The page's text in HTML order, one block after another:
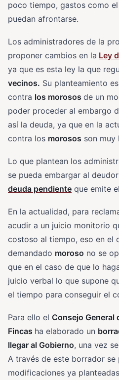
poco tiempo, gastos como
puedan afrontarse.
Los administradores de la
proponer cambios en la Ley
ya que es esta ley la que
vecinos. Su planteamiento
contra los morosos de un
poder proceder al embargo
así la deuda, ya que en la
contra los morosos son muy
Lo que plantean los
se pueda embargar al
deuda pendiente que emite
En la actualidad, para
acudir a un juicio monitorio
costoso al tiempo, eso en el
demandado moroso no se
que en el caso de que lo
juicio verbal lo que supone
el tiempo para conseguir el
Para ello el Consejo General
Fincas ha elaborado un
llegar al Gobierno, una vez
A través de este borrador se
modificaciones ya